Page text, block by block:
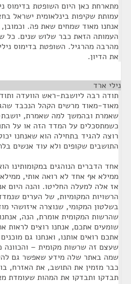
מתארחת כאן היום השופטת בדימוס
עמותת שקיפות בינלאומית ישראל
אנחנו מאוד שמחים שאת פה.
העמותה הזאת כבר שלוש שנים. כל
מהרבה מהרגיל. השופטת בדימוס
את הדיון.
נילי ארד
תודה רבה ליושבת-ראש הוועדה
מאוד-מאוד מרשים הקהל הנכבד
שאמרת ובהמשך למה שאמרת,
כשמתסכלים על המדד הזה או על
רוצה להגיד בתחילה הוא שאנחנו
התושבים שקופים ולא עוד אנשים
אחד הדברים הנוהגים במקומותינו
ממילא אף אחד לא רואה אותי,
אז אלה למעלה החליטו. והנה היום
הרשויות המקומיות, של הערים
בשלטון המקומי, שנוצרה איזושהי
שהרשות המקומית אומרת, הנה,
שומעים אתכם, אנחנו רוצים לראות
אתכם רואים אותנו, ואנחנו גם
שעצם זה שרשות מקומית – והכוונה
שמה באתר שלה מידע שאפשר גם
כבר מזמין את התושב, את האזרח,
תבדקו ותבדקו את המהות שעומדת